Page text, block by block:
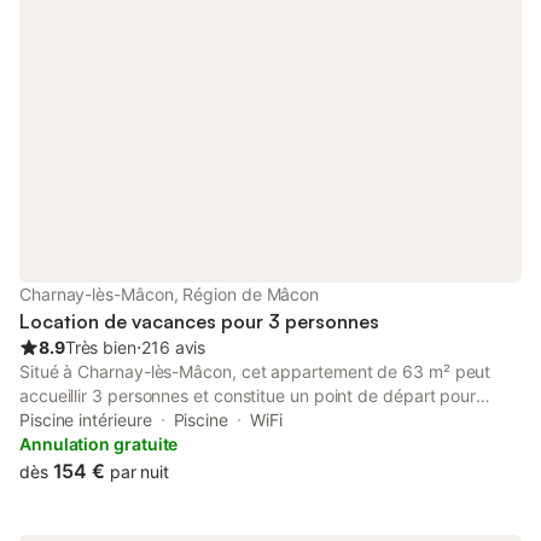
Charnay-lès-Mâcon, Région de Mâcon
Location de vacances pour 3 personnes
8.9Très bien⋅216 avis
Situé à Charnay-lès-Mâcon, cet appartement de 63 m² peut
accueillir 3 personnes et constitue un point de départ pour
explorer la région. Le logement comprend 2 chambres, l'une
avec un lit king-size et l'autre avec un lit simple, ainsi qu'une
salle de bains et une kitchenette équipée de plaques de
Piscine intérieure Piscine
WiFi
Annulation gratuite
dès 154 € par nuit